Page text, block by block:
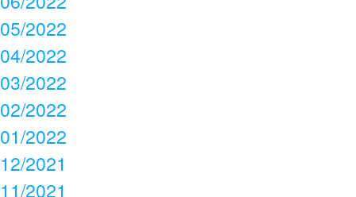
05/2022
04/2022
03/2022
02/2022
01/2022
12/2021
11/2021